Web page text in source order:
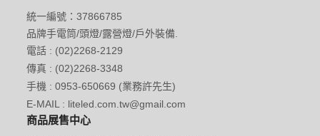
統一編號：37866785
品牌手電筒/頭燈/露營燈/戶外裝備.
電話 : (02)2268-2129
傳真 : (02)2268-3348
手機 : 0953-650669 (業務許先生)
E-MAIL : liteled.com.tw@gmail.com
商品展售中心